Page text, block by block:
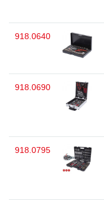
918.0640
918.0690
918.0795